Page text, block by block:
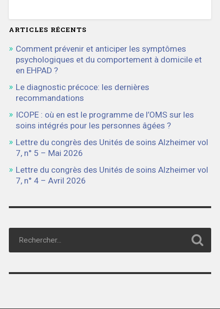
ARTICLES RÉCENTS
Comment prévenir et anticiper les symptômes
psychologiques et du comportement à domicile et
en EHPAD ?
Le diagnostic précoce: les dernières
recommandations
ICOPE : où en est le programme de l’OMS sur les
soins intégrés pour les personnes âgées ?
Lettre du congrès des Unités de soins Alzheimer vol
7, n° 5 – Mai 2026
Lettre du congrès des Unités de soins Alzheimer vol
7, n° 4 – Avril 2026